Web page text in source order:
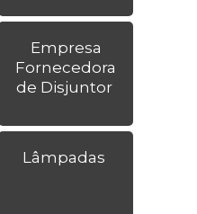
Empresa
Fornecedora
de Disjuntor
Lâmpadas